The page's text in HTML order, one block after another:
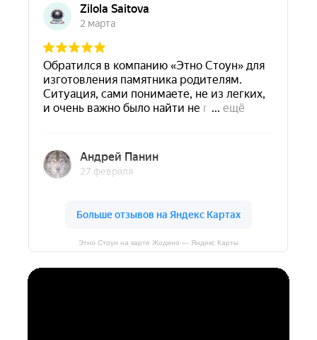
Этно Стоун на карте Жодино — Яндекс Карты